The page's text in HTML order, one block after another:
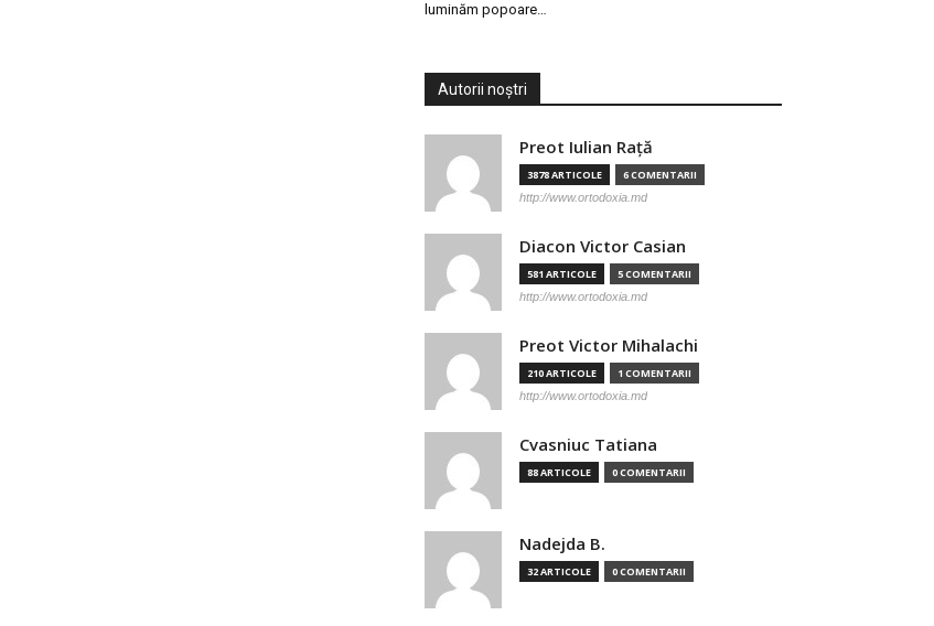
luminăm popoare…
Autorii noștri
Preot Iulian Raţă
3878 ARTICOLE 6 COMENTARII
http://www.ortodoxia.md
Diacon Victor Casian
581 ARTICOLE 5 COMENTARII
http://www.ortodoxia.md
Preot Victor Mihalachi
210 ARTICOLE 1 COMENTARII
http://www.ortodoxia.md
Cvasniuc Tatiana
88 ARTICOLE 0 COMENTARII
Nadejda B.
32 ARTICOLE 0 COMENTARII